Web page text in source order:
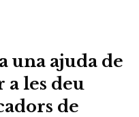
una ajuda de
a les deu
de